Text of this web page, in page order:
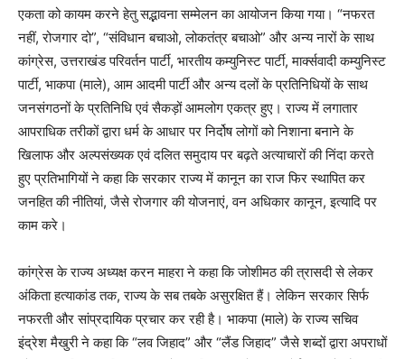
एकता को कायम करने हेतु सद्भावना सम्मेलन का आयोजन किया गया। “नफरत
नहीं, रोजगार दो”, “संविधान बचाओ, लोकतंत्र बचाओ” और अन्य नारों के साथ
कांग्रेस, उत्तराखंड परिवर्तन पार्टी, भारतीय कम्युनिस्ट पार्टी, मार्क्सवादी कम्युनिस्ट
पार्टी, भाकपा (माले), आम आदमी पार्टी और अन्य दलों के प्रतिनिधियों के साथ
जनसंगठनों के प्रतिनिधि एवं सैकड़ों आमलोग एकत्र हुए। राज्य में लगातार
आपराधिक तरीकों द्वारा धर्म के आधार पर निर्दोष लोगों को निशाना बनाने के
खिलाफ और अल्पसंख्यक एवं दलित समुदाय पर बढ़ते अत्याचारों की निंदा करते
हुए प्रतिभागियों ने कहा कि सरकार राज्य में कानून का राज फिर स्थापित कर
जनहित की नीतियां, जैसे रोजगार की योजनाएं, वन अधिकार कानून, इत्यादि पर
काम करे।
कांग्रेस के राज्य अध्यक्ष करन माहरा ने कहा कि जोशीमठ की त्रासदी से लेकर
अंकिता हत्याकांड तक, राज्य के सब तबके असुरक्षित हैं। लेकिन सरकार सिर्फ
नफरती और सांप्रदायिक प्रचार कर रही है। भाकपा (माले) के राज्य सचिव
इंद्रेश मैखुरी ने कहा कि “लव जिहाद” और “लैंड जिहाद” जैसे शब्दों द्वारा अपराधों